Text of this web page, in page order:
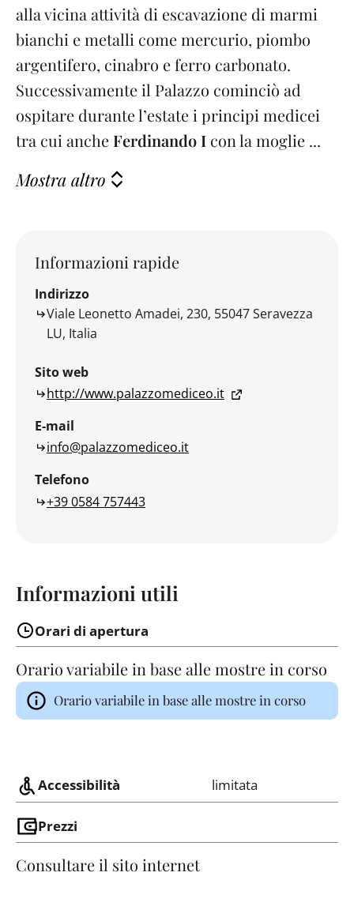
alla vicina attività di escavazione di marmi
bianchi e metalli come mercurio, piombo
argentifero, cinabro e ferro carbonato.
Successivamente il Palazzo cominciò ad
ospitare durante l’estate i principi medicei
tra cui anche Ferdinando I con la moglie ...
Mostra altro
Informazioni rapide
Indirizzo
Viale Leonetto Amadei, 230, 55047 Seravezza
LU, Italia
Sito web
http://www.palazzomediceo.it
E-mail
info@palazzomediceo.it
Telefono
+39 0584 757443
Informazioni utili
Orari di apertura
Orario variabile in base alle mostre in corso
Orario variabile in base alle mostre in corso
Accessibilità limitata
Prezzi
Consultare il sito internet